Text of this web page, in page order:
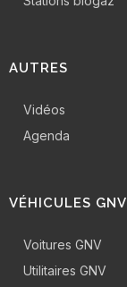
AUTRES
Vidéos
Agenda
VÉHICULES GNV
Voitures GNV
Utilitaires GNV